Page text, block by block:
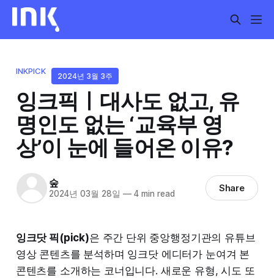
INKPICK
2024년 3월 3주
잉크픽ㅣ대사도 없고, 유
명인도 없는 ‘교육부 영
상’이 눈에 들어온 이유?
숲
2024년 03월 28일 —4 min read Share
잉크닷 픽(pick)은 주간 단위 중앙행정기관의 유튜브
영상 콘텐츠를 분석하며 잉크닷 에디터가 눈여겨 본
콘텐츠를 소개하는 코너입니다. 새로운 유형, 시도 또